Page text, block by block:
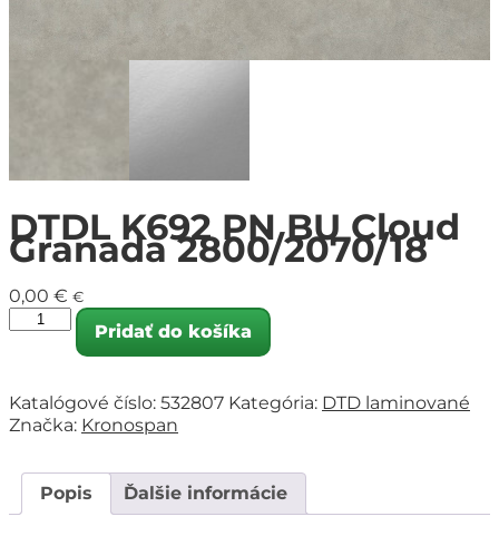
DTDL K692 PN BU Cloud
Granada 2800/2070/18
0,00 € €
Pridať do košíka
Katalógové číslo: 532807 Kategória: DTD laminované
Značka: Kronospan
Popis Ďalšie informácie